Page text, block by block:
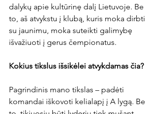
dalykų apie kultūrinę dalį Lietuvoje. Be
to, aš atvykstu į klubą, kuris moka dirbti
su jaunimu, moka suteikti galimybę
išvažiuoti į gerus čempionatus.
Kokius tikslus išsikėlei atvykdamas čia?
Pagrindinis mano tikslas – padėti
komandai iškovoti kelialapį į A lygą. Be